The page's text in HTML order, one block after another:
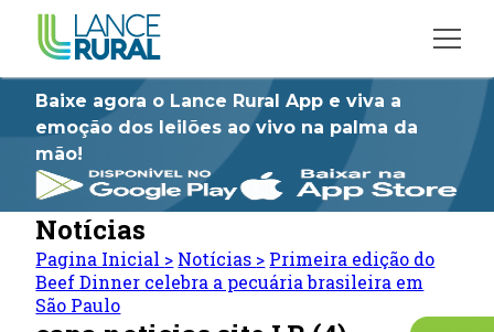
Baixe agora o Lance Rural App e viva a
emoção dos leilões ao vivo na palma da
mão!
Notícias
Pagina Inicial > Notícias > Primeira edição do
Beef Dinner celebra a pecuária brasileira em
São Paulo